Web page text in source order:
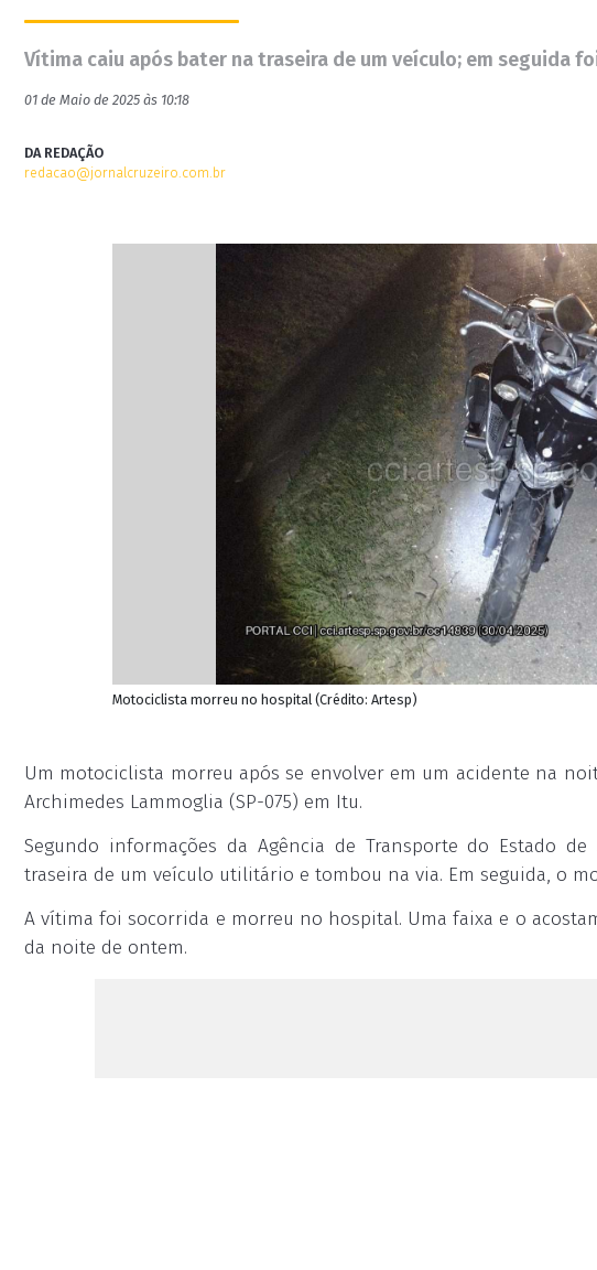
Vítima caiu após bater na traseira de um veículo; em seguida
01 de Maio de 2025 às 10:18
DA REDAÇÃO
redacao@jornalcruzeiro.com.br
Motociclista morreu no hospital (Crédito: Artesp)
Um motociclista morreu após se envolver em um acidente na
Archimedes Lammoglia (SP-075) em Itu.
Segundo informações da Agência de Transporte do Estado
traseira de um veículo utilitário e tombou na via. Em seguida, o
A vítima foi socorrida e morreu no hospital. Uma faixa e o
da noite de ontem.